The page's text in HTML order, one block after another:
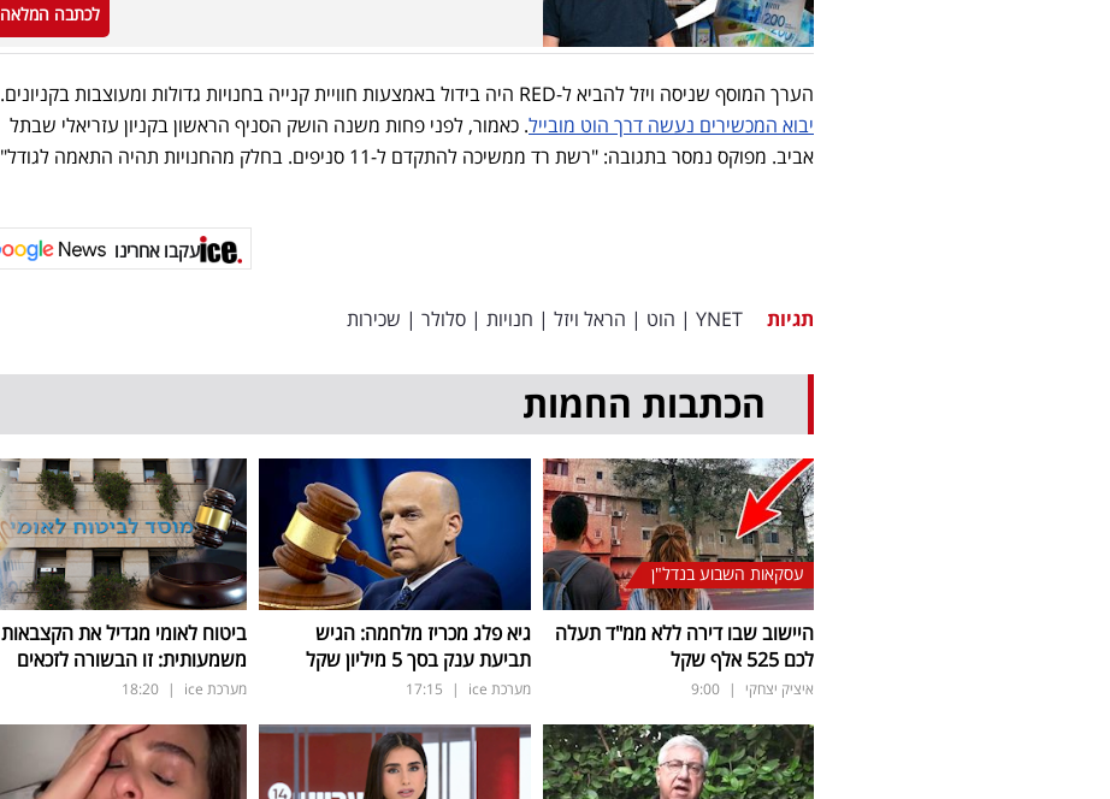
לכתבה המלאה
הערך המוסף שניסה ויזל להביא ל-RED היה בידול באמצעות חוויית קנייה בחנויות גדולות ומעוצבות בקניונים.
יבוא המכשירים נעשה דרך הוט מובייל. כאמור, לפני פחות משנה הושק הסניף הראשון בקניון עזריאלי שבתל
אביב. מפוקס נמסר בתגובה: "רשת רד ממשיכה להתקדם ל-11 סניפים. בחלק מהחנויות תהיה התאמה לגודל".
עקבו אחרינו
תגיות YNET
| הוט | הראל ויזל | חנויות | סלולר | שכירות
הכתבות החמות
עסקאות השבוע בנדל"ן
היישוב שבו דירה ללא ממ"ד תעלה
לכם 525 אלף שקל
איציק יצחקי |
9:00
גיא פלג מכריז מלחמה: הגיש
תביעת ענק בסך 5 מיליון שקל
מערכת ice |
17:15
ביטוח לאומי מגדיל את הקצבאות
משמעותית: זו הבשורה לזכאים
מערכת ice |
18:20